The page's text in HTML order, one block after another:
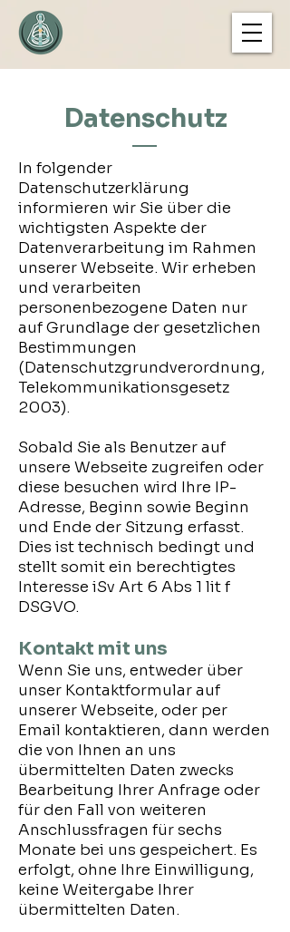
Datenschutz
In folgender
Datenschutzerklärung
informieren wir Sie über die
wichtigsten Aspekte der
Datenverarbeitung im Rahmen
unserer Webseite. Wir erheben
und verarbeiten
personenbezogene Daten nur
auf Grundlage der gesetzlichen
Bestimmungen
(Datenschutzgrundverordnung,
Telekommunikationsgesetz
2003).
Sobald Sie als Benutzer auf
unsere Webseite zugreifen oder
diese besuchen wird Ihre IP-
Adresse, Beginn sowie Beginn
und Ende der Sitzung erfasst.
Dies ist technisch bedingt und
stellt somit ein berechtigtes
Interesse iSv Art 6 Abs 1 lit f
DSGVO.
Kontakt mit uns
Wenn Sie uns, entweder über
unser Kontaktformular auf
unserer Webseite, oder per
Email kontaktieren, dann werden
die von Ihnen an uns
übermittelten Daten zwecks
Bearbeitung Ihrer Anfrage oder
für den Fall von weiteren
Anschlussfragen für sechs
Monate bei uns gespeichert. Es
erfolgt, ohne Ihre Einwilligung,
keine Weitergabe Ihrer
übermittelten Daten.